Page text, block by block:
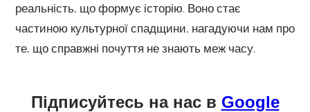
реальність, що формує історію. Воно стає
частиною культурної спадщини, нагадуючи нам про
те, що справжні почуття не знають меж часу.
Підписуйтесь на нас в Google